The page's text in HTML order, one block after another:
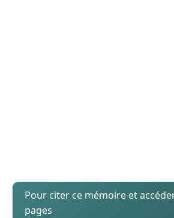
Pour citer ce mémoire et
pages